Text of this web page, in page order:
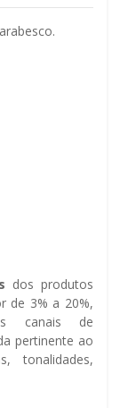
dos produtos
de 3% a 20%,
canais de
pertinente ao
tonalidades,